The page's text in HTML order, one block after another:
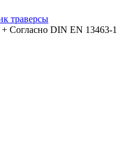
траверсы
Согласно DIN EN 13463-1